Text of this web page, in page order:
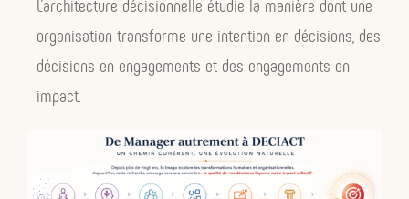
L’architecture décisionnelle étudie la manière dont une
organisation transforme une intention en décisions, des
décisions en engagements et des engagements en
impact.